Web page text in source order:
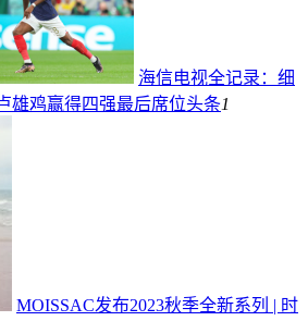
海信电视全记录：细
雄鸡赢得四强最后席位头条1
MOISSAC发布2023秋季全新系列 | 时